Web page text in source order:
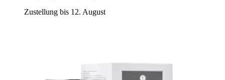
Zustellung bis 12. August